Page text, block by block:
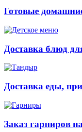
Готовые
Доставка блюд
Доставка еды,
Заказ гарниров